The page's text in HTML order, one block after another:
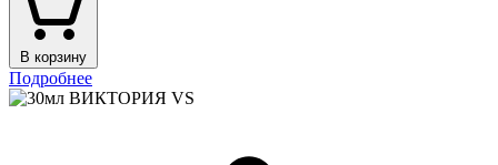
В корзину
Подробнее